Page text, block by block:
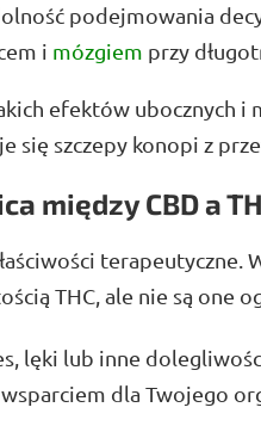
podejmowania
i mózgiem przy
efektów ubocznych
się szczepy konopi z
między CBD a
THC, ale nie są one
lęki lub inne
dla Twojego